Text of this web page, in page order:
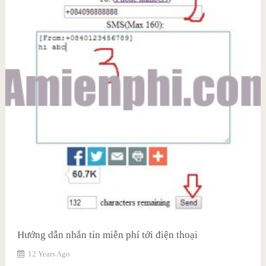
Hướng dẫn nhắn tin miễn phí tới điện thoại
12 Years Ago